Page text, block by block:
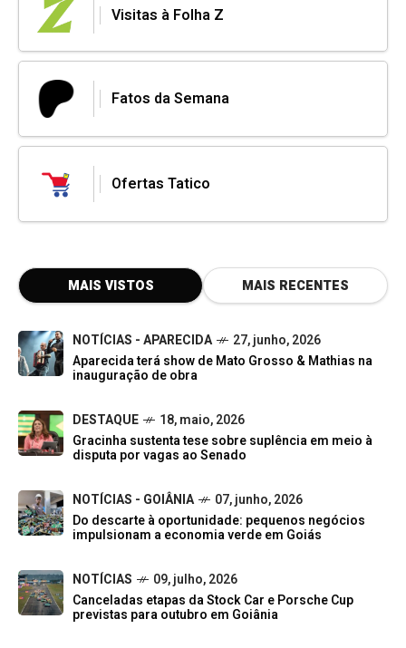
Visitas à Folha Z
Fatos da Semana
Ofertas Tatico
MAIS VISTOS MAIS RECENTES
NOTÍCIAS - APARECIDA
27, junho, 2026
Aparecida terá show de Mato Grosso & Mathias na
inauguração de obra
DESTAQUE
18, maio, 2026
Gracinha sustenta tese sobre suplência em meio à
disputa por vagas ao Senado
NOTÍCIAS - GOIÂNIA
07, junho, 2026
Do descarte à oportunidade: pequenos negócios
impulsionam a economia verde em Goiás
NOTÍCIAS
09, julho, 2026
Canceladas etapas da Stock Car e Porsche Cup
previstas para outubro em Goiânia